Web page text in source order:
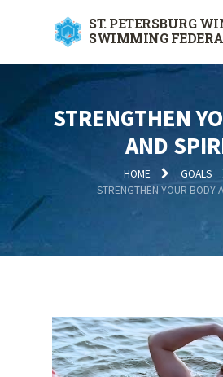
ST. PETERSBURG
SWIMMING
STRENGTHEN
AND
HOME
GOALS
STRENGTHEN YOUR BODY